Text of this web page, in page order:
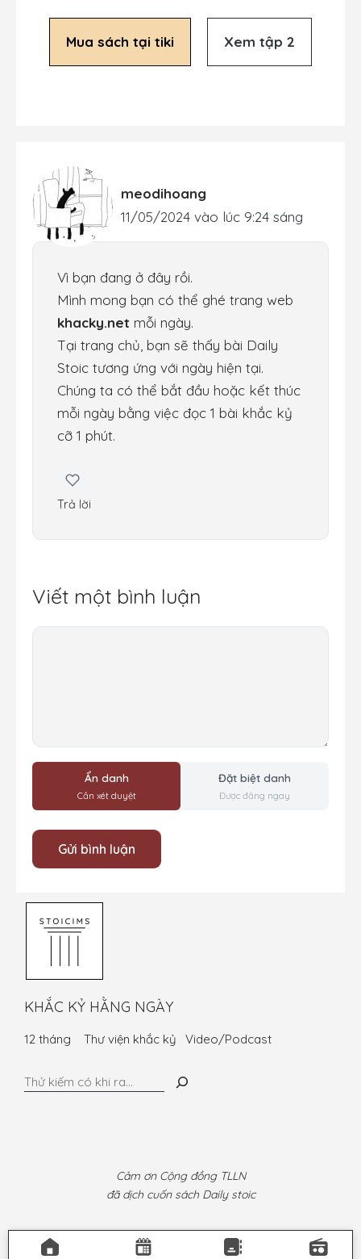
Mua sách tại tiki Xem tập 2
meodihoang
11/05/2024 vào lúc 9:24 sáng
Vì bạn đang ở đây rồi.
Mình mong bạn có thể ghé trang web
khacky.net mỗi ngày.
Tại trang chủ, bạn sẽ thấy bài Daily
Stoic tương ứng với ngày hiện tại.
Chúng ta có thể bắt đầu hoặc kết thúc
mỗi ngày bằng việc đọc 1 bài khắc kỷ
cỡ 1 phút.
Trả lời
Viết một bình luận
Bình
Ẩn danh
Cần xét duyệt
Đặt biệt danh
Được đăng ngay
KHẮC KỶ HẰNG NGÀY
12 tháng Thư viện khắc kỷ Video/Podcast
Tìm
Cảm ơn Cộng đồng TLLN
đã dịch cuốn sách Daily stoic